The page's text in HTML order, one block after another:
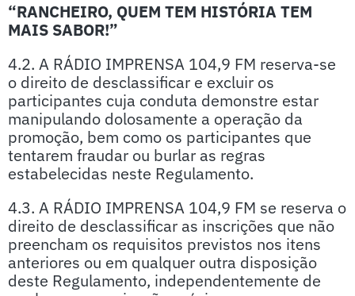
“RANCHEIRO, QUEM TEM HISTÓRIA TEM
MAIS SABOR!”
4.2. A RÁDIO IMPRENSA 104,9 FM reserva-se
o direito de desclassificar e excluir os
participantes cuja conduta demonstre estar
manipulando dolosamente a operação da
promoção, bem como os participantes que
tentarem fraudar ou burlar as regras
estabelecidas neste Regulamento.
4.3. A RÁDIO IMPRENSA 104,9 FM se reserva o
direito de desclassificar as inscrições que não
preencham os requisitos previstos nos itens
anteriores ou em qualquer outra disposição
deste Regulamento, independentemente de